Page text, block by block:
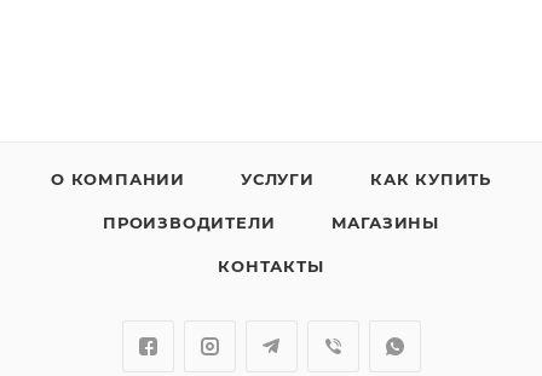
О КОМПАНИИ УСЛУГИ КАК КУПИТЬ
ПРОИЗВОДИТЕЛИ МАГАЗИНЫ
КОНТАКТЫ